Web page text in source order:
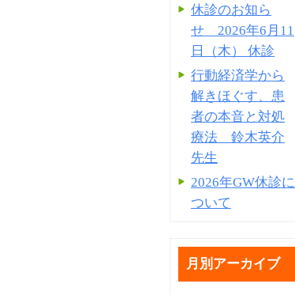
休診のお知ら
せ 2026年6月11
日（木） 休診
行動経済学から
解きほぐす、患
者の本音と対処
療法 鈴木英介
先生
2026年GW休診に
ついて
月別アーカイブ